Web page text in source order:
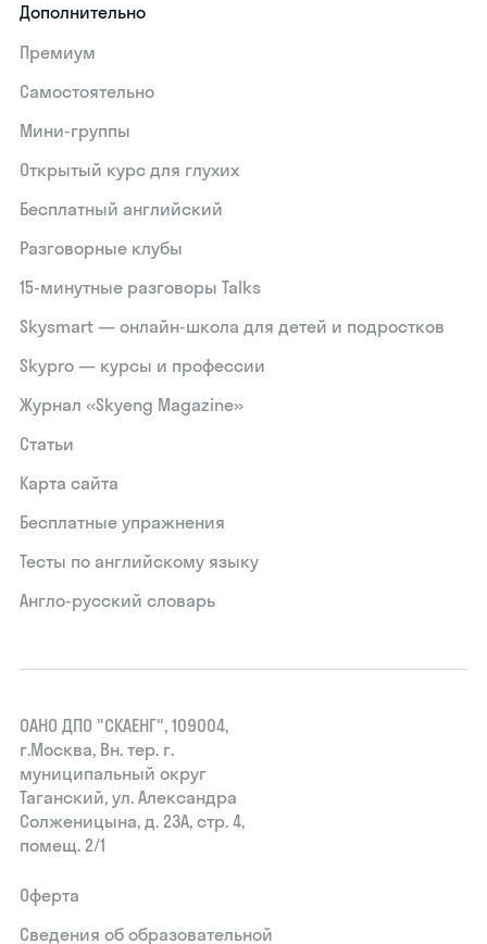
Дополнительно
Премиум
Самостоятельно
Мини-группы
Открытый курс для глухих
Бесплатный английский
Разговорные клубы
15‑минутные разговоры Talks
Skysmart — онлайн-школа для детей и подростков
Skypro — курсы и профессии
Журнал «Skyeng Magazine»
Статьи
Карта сайта
Бесплатные упражнения
Тесты по английскому языку
Англо-русский словарь
ОАНО ДПО "СКАЕНГ", 109004,
г.Москва, Вн. тер. г.
муниципальный округ
Таганский, ул. Александра
Солженицына, д. 23А, стр. 4,
помещ. 2/1
Оферта
Сведения об образовательной